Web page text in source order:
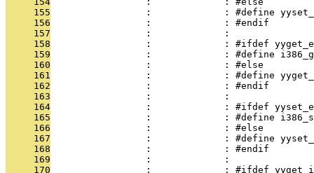
     155
:             : #define
     156
                 :             : #endif
     157
                 :             :
     158
:             : #ifdef
     159
:             : #define
     160
                 :             : #else
     161
:             : #define
     162
                 :             : #endif
     163
                 :             :
     164
:             : #ifdef
     165
:             : #define
     166
                 :             : #else
     167
:             : #define
     168
                 :             : #endif
     169
                 :             :
     170
:             : #ifdef